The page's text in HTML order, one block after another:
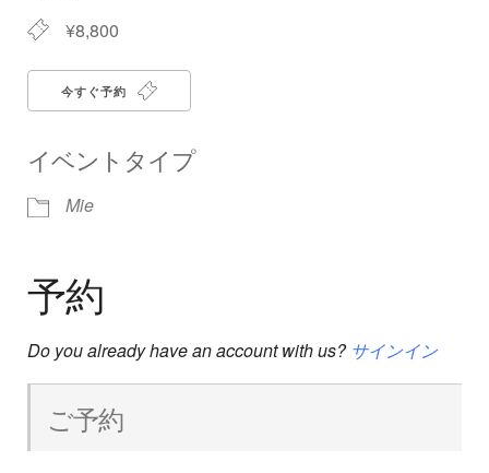
¥8,800
今すぐ予約
イベントタイプ
Mie
予約
Do you already have an account with us? サインイン
ご予約